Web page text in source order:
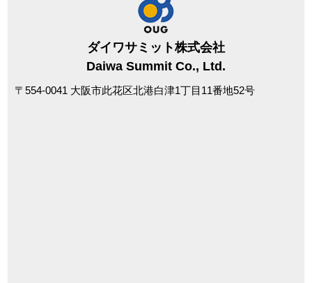
ダイワサミット株式会社
Daiwa Summit Co., Ltd.
〒554-0041 大阪市此花区北港白津1丁目11番地52号